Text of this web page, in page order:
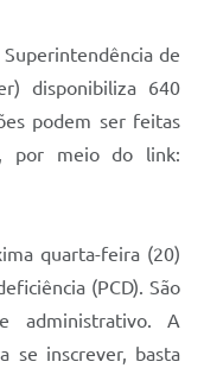
de
disponibiliza 640
podem ser feitas
por meio do link:
quarta-feira (20)
(PCD). São
administrativo. A
se inscrever, basta